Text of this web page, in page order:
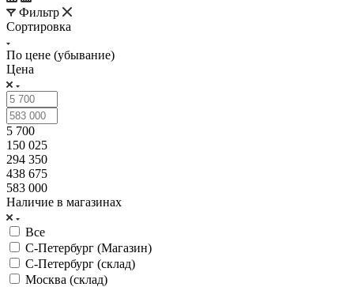
Фильтр
Сортировка
По цене (убывание)
Цена
5 700
150 025
294 350
438 675
583 000
Наличие в магазинах
Все
С-Петербург (Магазин)
С-Петербург (склад)
Москва (склад)